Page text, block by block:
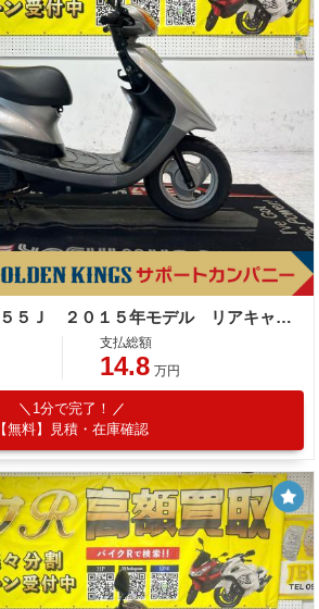
ヤマハ ＪＯＧ ＳＡ５５Ｊ ２０１５年モデル リアキャリア センタースタンド
支払総額
14.8 万円
1分で完了！
【無料】見積・在庫確認